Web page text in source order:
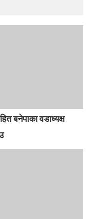
बनेपाका वडाध्यक्ष